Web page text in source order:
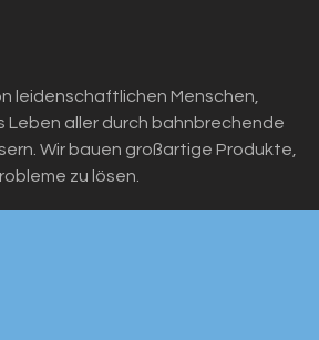
leidenschaftlichen Menschen,
Leben aller durch bahnbrechende
Wir bauen großartige Produkte,
zu lösen.